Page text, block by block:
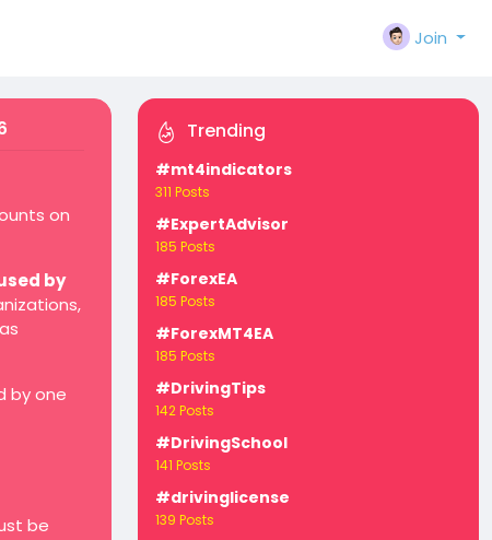
Join
on
by
by one
be
Trending
#mt4indicators
311 Posts
#ExpertAdvisor
185 Posts
#ForexEA
185 Posts
#ForexMT4EA
185 Posts
#DrivingTips
142 Posts
#DrivingSchool
141 Posts
#drivinglicense
139 Posts